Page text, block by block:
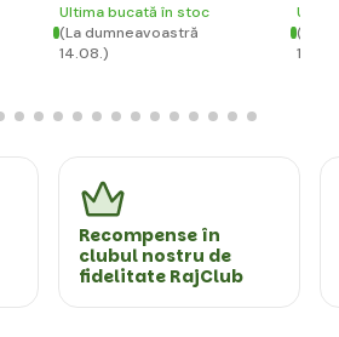
Ultima bucată în stoc
(La dumneavoastră
14.08.)
(La
Recompense în
clubul nostru de
fidelitate RajClub